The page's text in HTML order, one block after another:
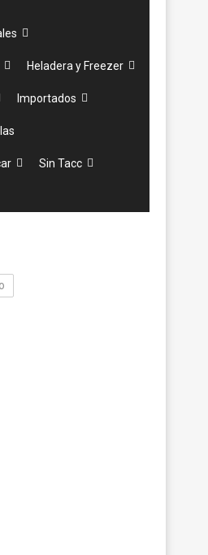
Heladera y Freezer
Importados
Sin Tacc